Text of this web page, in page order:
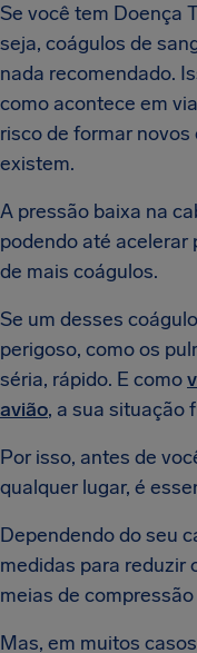
Se você tem Doença
seja, coágulos de
nada recomendado.
como acontece em
risco de formar
existem.
A pressão baixa na
podendo até acelerar
de mais coágulos.
Se um desses
perigoso, como os
séria, rápido. E como
avião, a sua situação
Por isso, antes de
qualquer lugar, é
Dependendo do seu
medidas para reduzir
meias de
Mas, em muitos